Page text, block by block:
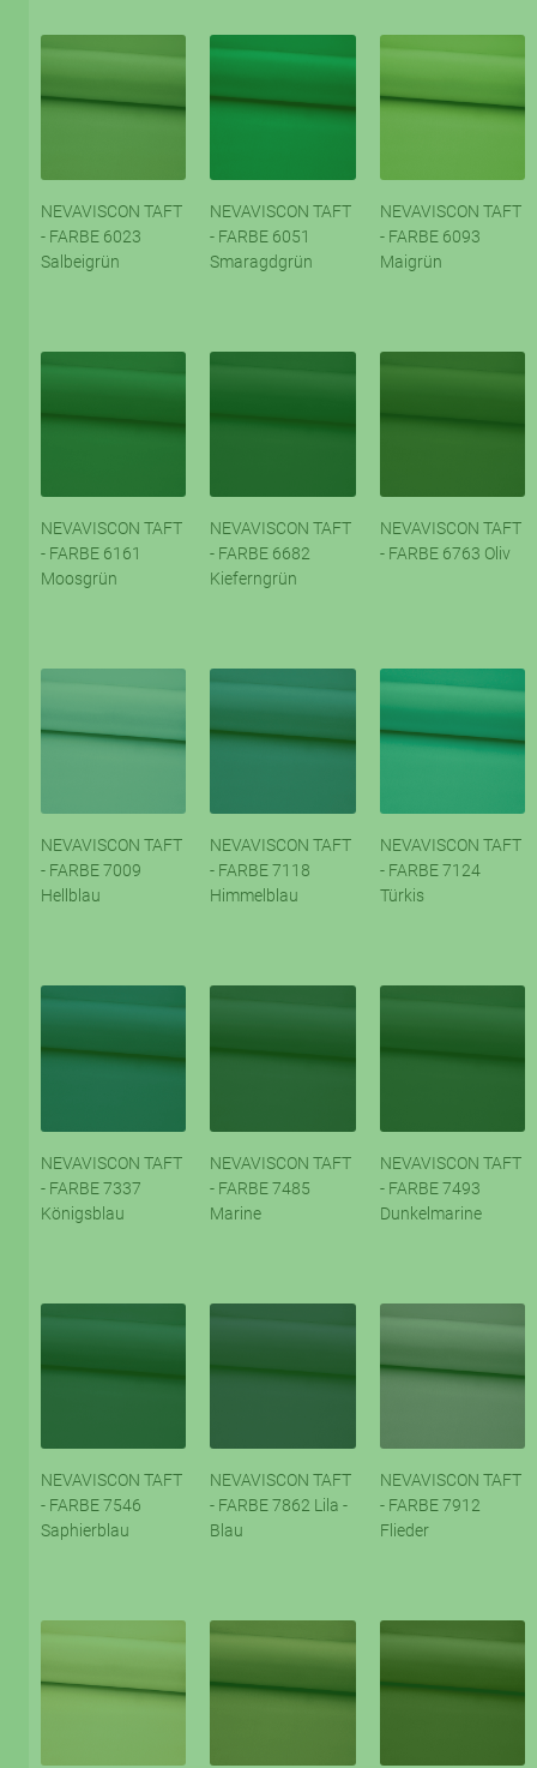
NEVAVISCON TAFT
- FARBE 6023
Salbeigrün
NEVAVISCON TAFT
- FARBE 6051
Smaragdgrün
NEVAVISCON TAFT
- FARBE 6093
Maigrün
NEVAVISCON TAFT
- FARBE 6161
Moosgrün
NEVAVISCON TAFT
- FARBE 6682
Kieferngrün
NEVAVISCON TAFT
- FARBE 6763 Oliv
NEVAVISCON TAFT
- FARBE 7009
Hellblau
NEVAVISCON TAFT
- FARBE 7118
Himmelblau
NEVAVISCON TAFT
- FARBE 7124
Türkis
NEVAVISCON TAFT
- FARBE 7337
Königsblau
NEVAVISCON TAFT
- FARBE 7485
Marine
NEVAVISCON TAFT
- FARBE 7493
Dunkelmarine
NEVAVISCON TAFT
- FARBE 7546
Saphierblau
NEVAVISCON TAFT
- FARBE 7862 Lila -
Blau
NEVAVISCON TAFT
- FARBE 7912
Flieder